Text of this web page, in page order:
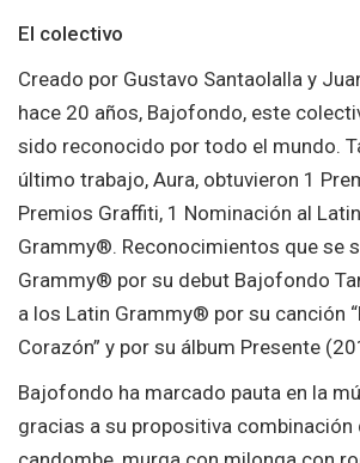
El colectivo
Creado por Gustavo Santaolalla y
hace 20 años, Bajofondo, este
sido reconocido por todo el mundo.
último trabajo, Aura, obtuvieron 1
Premios Graffiti, 1 Nominación al
Grammy®. Reconocimientos que se
Grammy® por su debut Bajofondo
a los Latin Grammy® por su canción
Corazón” y por su álbum Presente
Bajofondo ha marcado pauta en la
gracias a su propositiva combinación